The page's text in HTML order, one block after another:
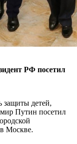
РФ посетил
детей,
Путин посетил
Москве.